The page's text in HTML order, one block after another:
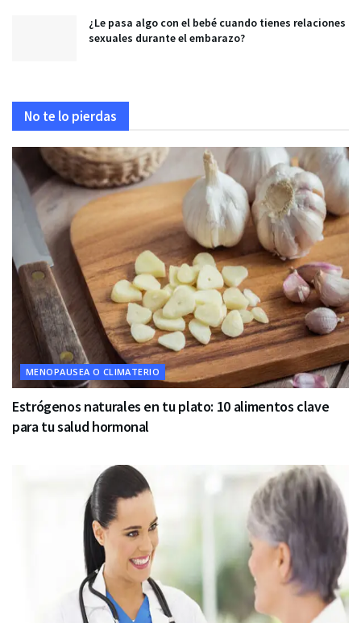
¿Le pasa algo con el bebé cuando tienes relaciones
sexuales durante el embarazo?
No te lo pierdas
MENOPAUSEA O CLIMATERIO
Estrógenos naturales en tu plato: 10 alimentos clave
para tu salud hormonal